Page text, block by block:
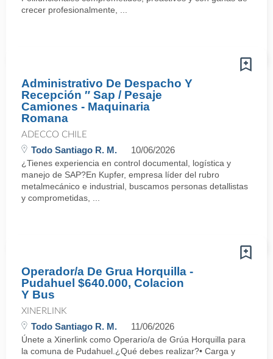
crecer profesionalmente, ...
Administrativo De Despacho Y
Recepción ″ Sap / Pesaje
Camiones - Maquinaria
Romana
ADECCO CHILE
Todo Santiago R. M. 10/06/2026
¿Tienes experiencia en control documental, logística y
manejo de SAP?En Kupfer, empresa líder del rubro
metalmecánico e industrial, buscamos personas detallistas
y comprometidas, ...
Operador/a De Grua Horquilla -
Pudahuel $640.000, Colacion
Y Bus
XINERLINK
Todo Santiago R. M. 11/06/2026
Únete a Xinerlink como Operario/a de Grúa Horquilla para
la comuna de Pudahuel.¿Qué debes realizar?• Carga y